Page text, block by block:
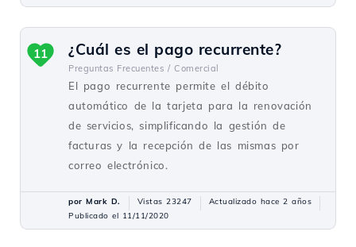
¿Cuál es el pago recurrente?
Preguntas Frecuentes / Comercial
El pago recurrente permite el débito
automático de la tarjeta para la renovación
de servicios, simplificando la gestión de
facturas y la recepción de las mismas por
correo electrónico.
11
por Mark D. Vistas 23247
Actualizado hace 2 años
Publicado el 11/11/2020